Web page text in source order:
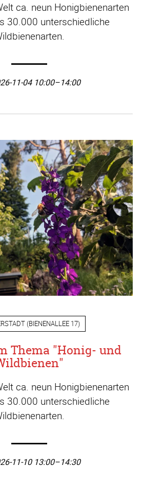
ca. neun Honigbienenarten
30.000 unterschiedliche
11-04 10:00–14:00
(BIENENALLEE 17)
Thema "Honig- und
ca. neun Honigbienenarten
30.000 unterschiedliche
11-10 13:00–14:30